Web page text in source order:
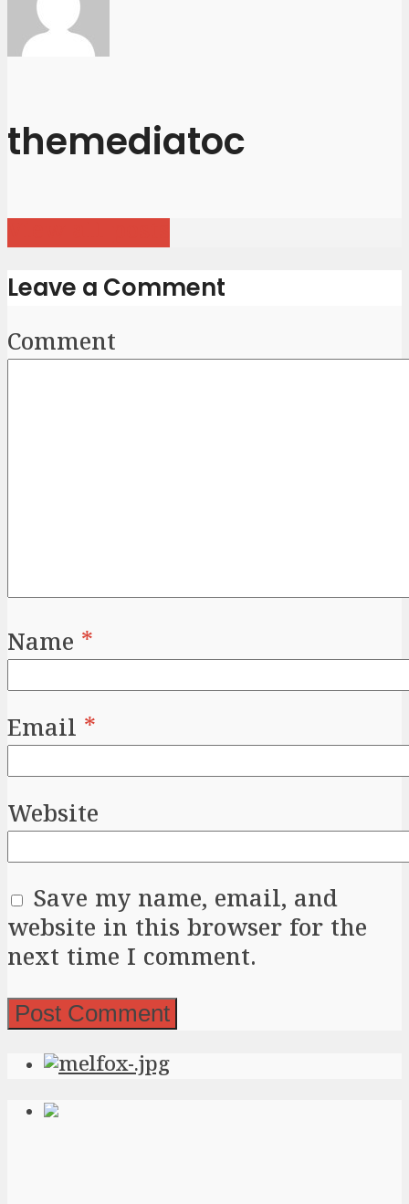
themediatoc
Leave a Comment
Comment
Name *
Email *
Website
Save my name, email, and
website in this browser for the
next time I comment.